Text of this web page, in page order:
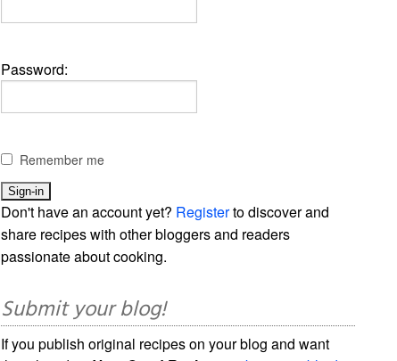
Password:
Remember me
Don't have an account yet? Registerto discover and
share recipes with other bloggers and readers
passionate about cooking.
Submit your blog!
If you publish original recipes on your blog and want